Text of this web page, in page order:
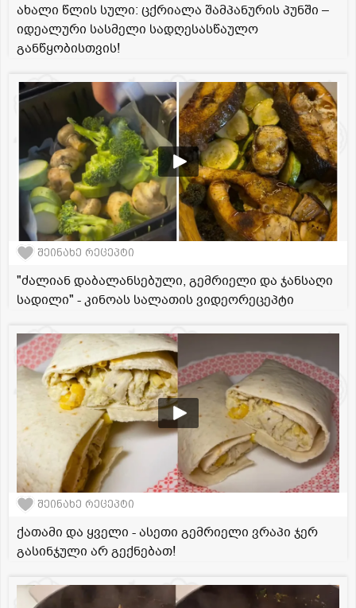
ახალი წლის სული: ცქრიალა შამპანურის პუნში –
იდეალური სასმელი სადღესასწაულო
განწყობისთვის!
შეინახე რეცეპტი
"ძალიან დაბალანსებული, გემრიელი და ჯანსაღი
სადილი" - კინოას სალათის ვიდეორეცეპტი
შეინახე რეცეპტი
ქათამი და ყველი - ასეთი გემრიელი ვრაპი ჯერ
გასინჯული არ გექნებათ!